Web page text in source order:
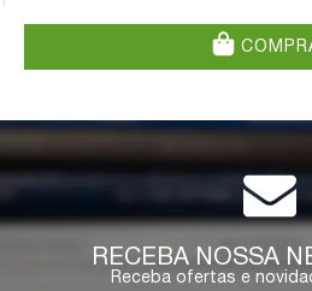
RECEBA NOSSA
Receba ofertas e